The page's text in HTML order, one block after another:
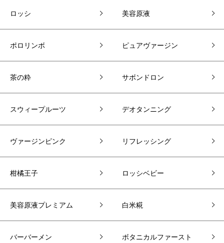
ロッシ 美容原液
ポロリンボ ピュアヴァージン
茶の粋 サボンドロン
スウィープルーツ デオタンニング
ヴァージンピンク リフレッシング
柑橘王子 ロッシベビー
美容原液プレミアム 白米糀
バーバーメン ボタニカルファースト